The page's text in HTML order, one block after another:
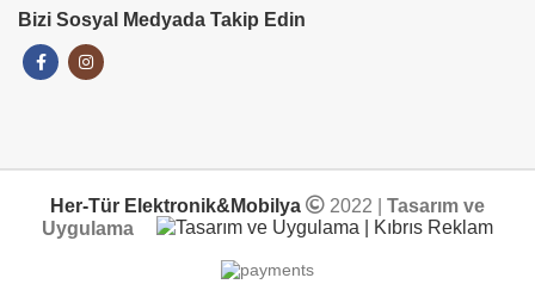
Bizi Sosyal Medyada Takip Edin
Her-Tür Elektronik&Mobilya 2022 | Tasarım ve
Uygulama